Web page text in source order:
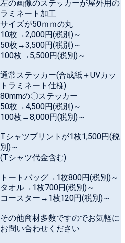
左の画像のステッカーが屋外用の
ラミネート加工
サイズが50ｍｍの丸
10枚→2,000円(税別)～
50枚→3,500円(税別)～
100枚→5,500円(税別)～
通常ステッカー(合成紙＋UVカッ
トラミネート仕様)
80mmの〇ステッカー
50枚→4,500円(税別)～
100枚→8,000円(税別)～
Tシャツプリントが1枚1,500円(税
別)～
(Tシャツ代金含む)
トートバッグ→1枚800円(税別)～
タオル→1枚700円(税別)～
コースター→1枚120円(税別)～
その他商材多数ですのでお気軽に
お問い合わせください